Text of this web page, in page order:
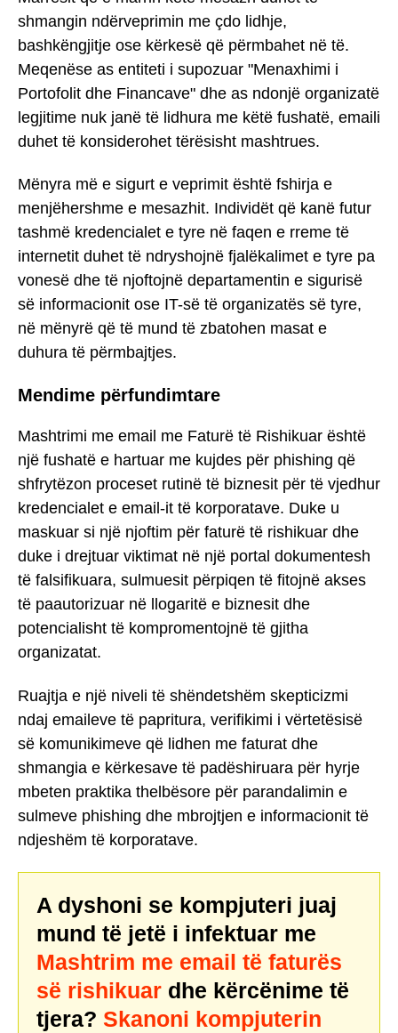
shmangin ndërveprimin me çdo lidhje,
bashkëngjitje ose kërkesë që përmbahet në të.
Meqenëse as entiteti i supozuar "Menaxhimi i
Portofolit dhe Financave" dhe as ndonjë organizatë
legjitime nuk janë të lidhura me këtë fushatë, emaili
duhet të konsiderohet tërësisht mashtrues.
Mënyra më e sigurt e veprimit është fshirja e
menjëhershme e mesazhit. Individët që kanë futur
tashmë kredencialet e tyre në faqen e rreme të
internetit duhet të ndryshojnë fjalëkalimet e tyre pa
vonesë dhe të njoftojnë departamentin e sigurisë
së informacionit ose IT-së të organizatës së tyre,
në mënyrë që të mund të zbatohen masat e
duhura të përmbajtjes.
Mendime përfundimtare
Mashtrimi me email me Faturë të Rishikuar është
një fushatë e hartuar me kujdes për phishing që
shfrytëzon proceset rutinë të biznesit për të vjedhur
kredencialet e email-it të korporatave. Duke u
maskuar si një njoftim për faturë të rishikuar dhe
duke i drejtuar viktimat në një portal dokumentesh
të falsifikuara, sulmuesit përpiqen të fitojnë akses
të paautorizuar në llogaritë e biznesit dhe
potencialisht të kompromentojnë të gjitha
organizatat.
Ruajtja e një niveli të shëndetshëm skepticizmi
ndaj emaileve të papritura, verifikimi i vërtetësisë
së komunikimeve që lidhen me faturat dhe
shmangia e kërkesave të padëshiruara për hyrje
mbeten praktika thelbësore për parandalimin e
sulmeve phishing dhe mbrojtjen e informacionit të
ndjeshëm të korporatave.
A dyshoni se kompjuteri juaj
mund të jetë i infektuar me
Mashtrim me email të faturës
së rishikuar dhe kërcënime të
tjera? Skanoni kompjuterin